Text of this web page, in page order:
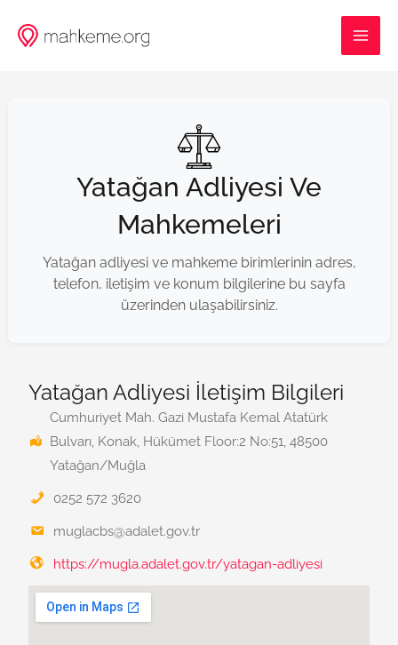
atla
Yatağan Adliyesi Ve
Mahkemeleri
Yatağan adliyesi ve mahkeme birimlerinin adres,
telefon, iletişim ve konum bilgilerine bu sayfa
üzerinden ulaşabilirsiniz.
Yatağan Adliyesi İletişim Bilgileri
Cumhuriyet Mah. Gazi Mustafa Kemal Atatürk
Bulvarı, Konak, Hükümet Floor:2 No:51, 48500
Yatağan/Muğla
0252 572 3620
muglacbs@adalet.gov.tr
https://mugla.adalet.gov.tr/yatagan-adliyesi